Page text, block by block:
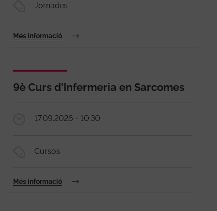
Jornades
Més informació
9è Curs d'Infermeria en Sarcomes
17.09.2026 - 10:30
Cursos
Més informació